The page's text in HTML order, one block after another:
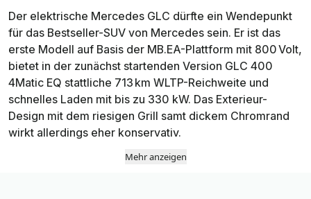
Der elektrische Mercedes GLC dürfte ein Wendepunkt
für das Bestseller-SUV von Mercedes sein. Er ist das
erste Modell auf Basis der MB.EA-Plattform mit 800 Volt,
bietet in der zunächst startenden Version GLC 400
4Matic EQ stattliche 713 km WLTP-Reichweite und
schnelles Laden mit bis zu 330 kW. Das Exterieur-
Design mit dem riesigen Grill samt dickem Chromrand
wirkt allerdings eher konservativ.
Mehr anzeigen